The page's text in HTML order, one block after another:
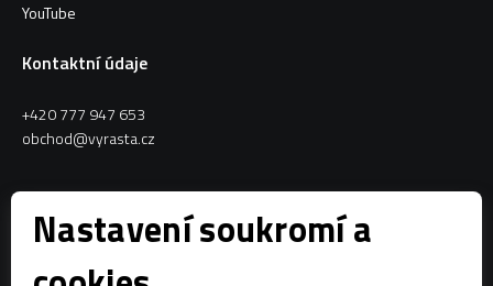
YouTube
Kontaktní údaje
+420 777 947 653
obchod@vyrasta.cz
Kontakty
Nastavení soukromí a